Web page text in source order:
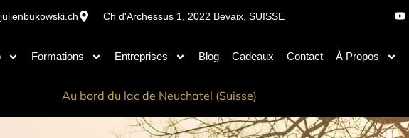
Ch d'Archessus 1, 2022 Bevaix, SUISSE
Formations Entreprises Blog Cadeaux Contact À Propos
Au bord du lac de Neuchatel (Suisse)